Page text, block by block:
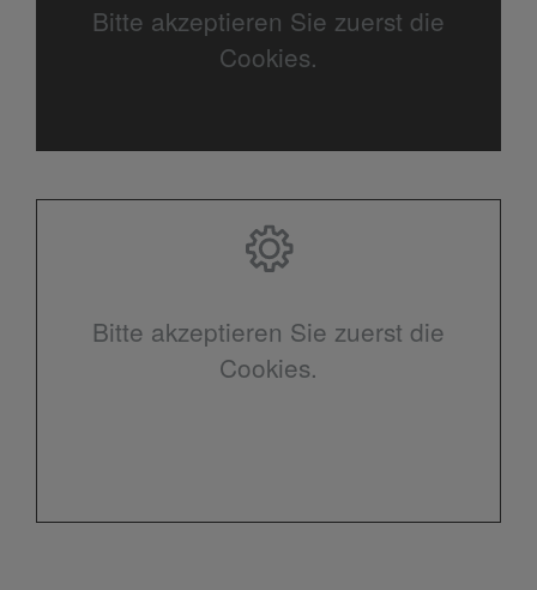
Bitte akzeptieren Sie zuerst die
Cookies.
Bitte akzeptieren Sie zuerst die
Cookies.